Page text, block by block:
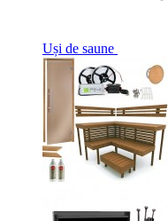
Uși de saune